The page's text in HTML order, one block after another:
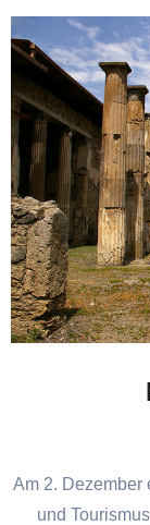
Am 2. Dezember
und